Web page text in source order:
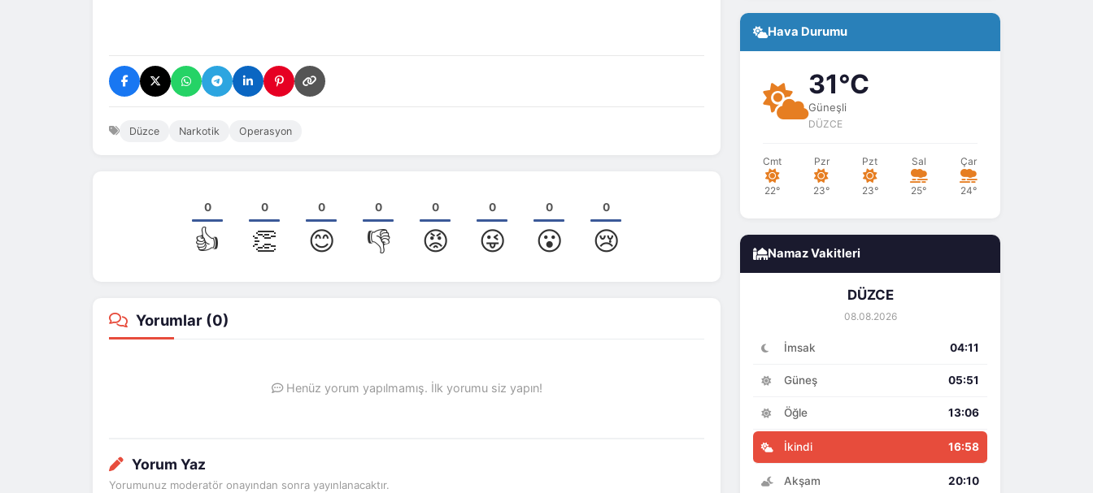
Düzce Narkotik Operasyon
0
👍
0
👏
0
😊
0
👎
0
😡
0
😜
0
😮
0
😢
Yorumlar (0)
Henüz yorum yapılmamış. İlk yorumu siz yapın!
Yorum Yaz
Yorumunuz moderatör onayından sonra yayınlanacaktır.
Hava Durumu
31°C
Güneşli
DÜZCE
Cmt
22°
Pzr
23°
Pzt
23°
Sal
25°
Çar
24°
Namaz Vakitleri
DÜZCE
08.08.2026
İmsak 04:11
Güneş 05:51
Öğle 13:06
İkindi 16:58
Akşam 20:10